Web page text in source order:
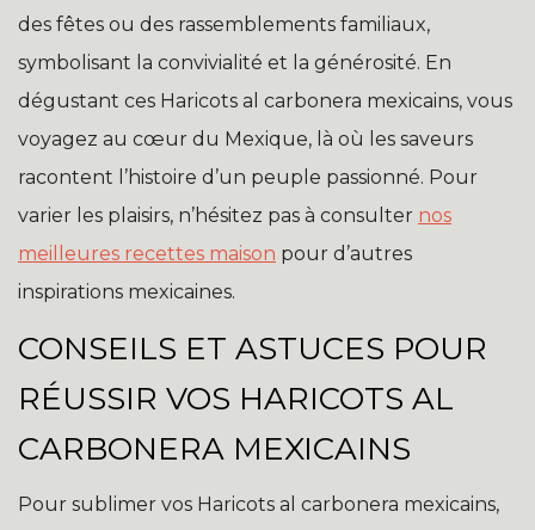
des fêtes ou des rassemblements familiaux,
symbolisant la convivialité et la générosité. En
dégustant ces Haricots al carbonera mexicains, vous
voyagez au cœur du Mexique, là où les saveurs
racontent l’histoire d’un peuple passionné. Pour
varier les plaisirs, n’hésitez pas à consulter nos
meilleures recettes maison pour d’autres
inspirations mexicaines.
CONSEILS ET ASTUCES POUR
RÉUSSIR VOS HARICOTS AL
CARBONERA MEXICAINS
Pour sublimer vos Haricots al carbonera mexicains,